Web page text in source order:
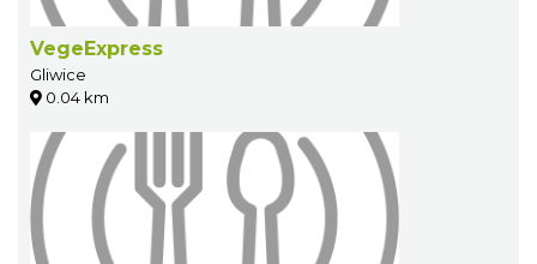
VegeExpress
Gliwice
0.04 km